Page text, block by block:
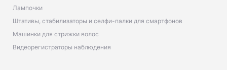
Лампочки
Штативы, стабилизаторы и селфи-палки для смартфонов
Машинки для стрижки волос
Видеорегистраторы наблюдения